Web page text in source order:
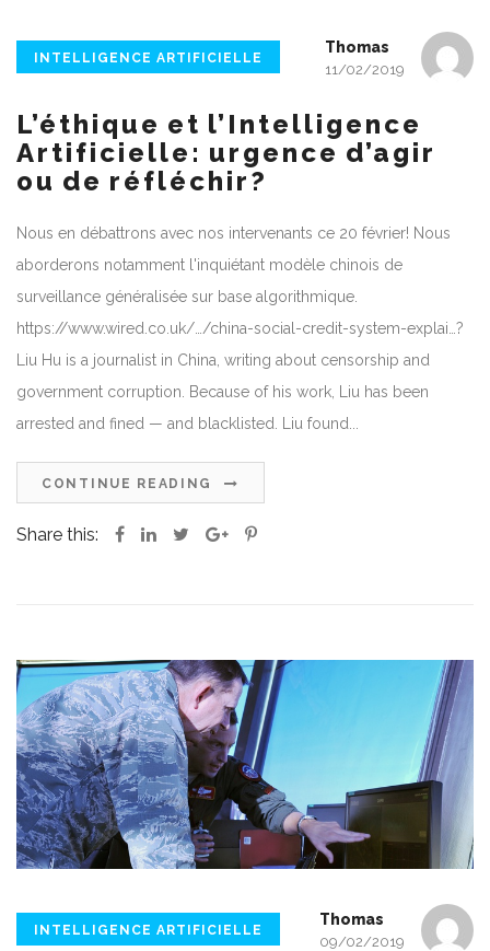
INTELLIGENCE ARTIFICIELLE
Thomas
11/02/2019
L’éthique et l’Intelligence
Artificielle: urgence d’agir
ou de réfléchir?
Nous en débattrons avec nos intervenants ce 20 février! Nous
aborderons notamment l'inquiétant modèle chinois de
surveillance généralisée sur base algorithmique.
https://www.wired.co.uk/…/china-social-credit-system-explai…?
Liu Hu is a journalist in China, writing about censorship and
government corruption. Because of his work, Liu has been
arrested and fined — and blacklisted. Liu found...
CONTINUE READING
Share this:
INTELLIGENCE ARTIFICIELLE
Thomas
09/02/2019